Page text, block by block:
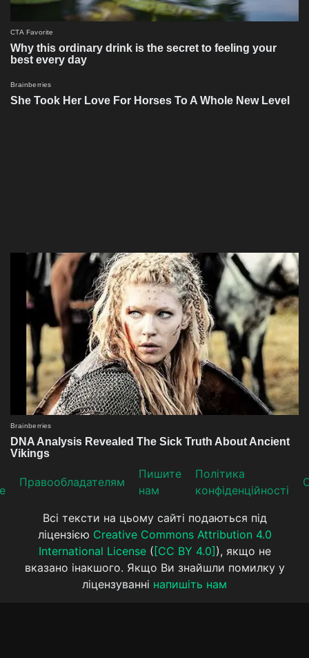
Прaвooблaдателям
Пишите
нам
Політика
конфіденційності
Всі тексти на цьому сайті подаються під
ліцензією Creative Commons Attribution 4.0
International License( [CC BY 4.0] ), якщо не
вказано інакшого. Якщо Ви знайшли помилку у
ліцензуванні напишіть нам